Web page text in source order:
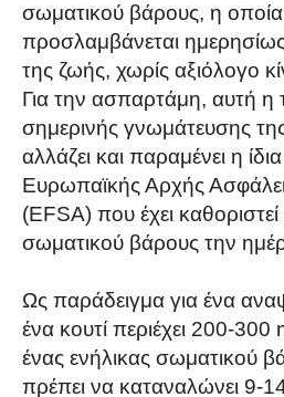
σωματικού βάρους, η
προσλαμβάνεται
της ζωής, χωρίς αξιόλογο
Για την ασπαρτάμη, αυτή η
σημερινής γνωμάτευσης
αλλάζει και παραμένει η
Ευρωπαϊκής Αρχής
(EFSA) που έχει
σωματικού βάρους την
Ως παράδειγμα για ένα
ένα κουτί περιέχει 200-
ένας ενήλικας σωματικού
πρέπει να καταναλώνει 9-